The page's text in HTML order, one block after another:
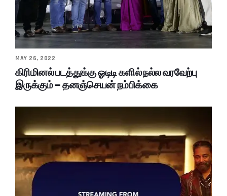
MAY 26, 2022
கிரிமினல் படத்துக்கு ஓடிடி களில் நல்ல வரவேற்பு
இருக்கும் – தனஞ்செயன் நம்பிக்கை